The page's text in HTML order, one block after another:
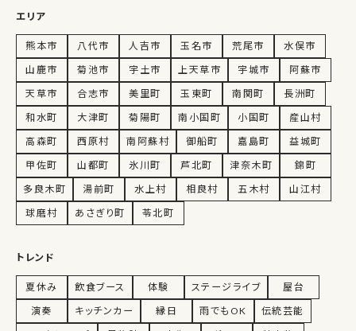
エリア
熊本市 八代市 人吉市 玉名市 荒尾市
水俣市
山鹿市
菊池市 宇土市 上天草市 宇城市
阿蘇市
天草市
合志市 美里町 玉東町 南関町
長洲町
和水町
大津町 菊陽町 南小国町 小国町
産山村
高森町
西原村 南阿蘇村 御船町 嘉島町
益城町
甲佐町
山都町 氷川町 芦北町 津奈木町
錦町
多良木町
湯前町 水上村 相良村 五木村
山江村
球磨村
あさぎり町 苓北町
トレンド
夏休み 飲食ブース 体験 ステージライブ
屋台
演奏
キッチンカー 縁日 雨でもOK
伝統芸能